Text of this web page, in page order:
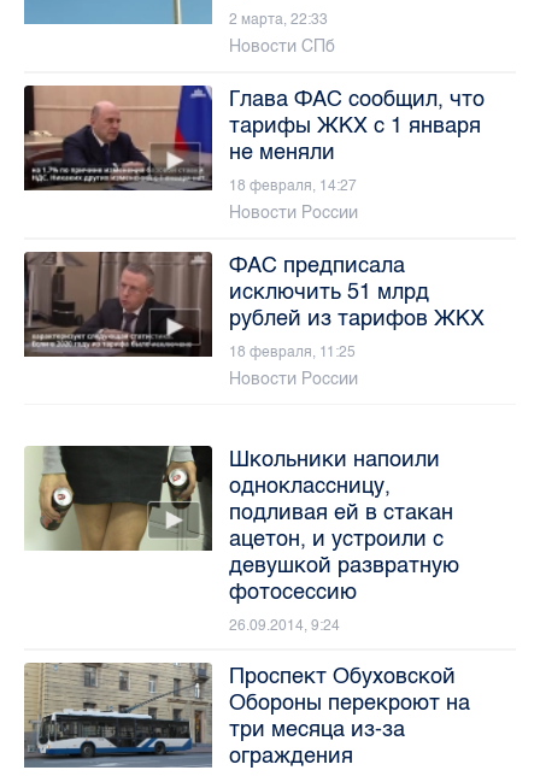
2 марта, 22:33
Новости СПб
Глава ФАС сообщил, что
тарифы ЖКХ с 1 января
не меняли
18 февраля, 14:27
Новости России
ФАС предписала
исключить 51 млрд
рублей из тарифов ЖКХ
18 февраля, 11:25
Новости России
Школьники напоили
одноклассницу,
подливая ей в стакан
ацетон, и устроили с
девушкой развратную
фотосессию
26.09.2014, 9:24
Проспект Обуховской
Обороны перекроют на
три месяца из-за
ограждения